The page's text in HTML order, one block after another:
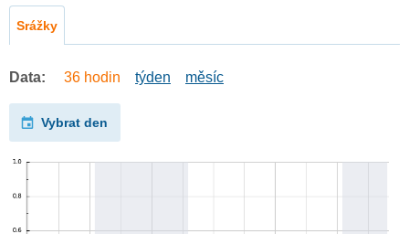
Srážky
Data: 36 hodin týden měsíc
Vybrat den